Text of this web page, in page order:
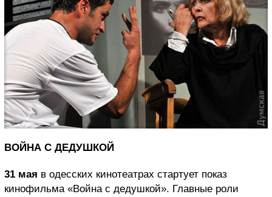
ВОЙНА С ДЕДУШКОЙ
31 мая в одесских кинотеатрах стартует показ
кинофильма «Война с дедушкой». Главные роли